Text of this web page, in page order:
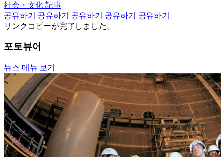
社会・文化 記事
공유하기
공유하기 공유하기 공유하기
공유하기
リンクコピーが完了しました。
포토뷰어
뉴스 메뉴 보기